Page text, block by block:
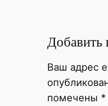
Добавить
Ваш адрес
помечены *